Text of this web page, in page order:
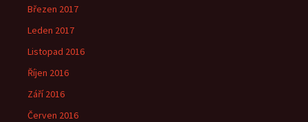
Březen 2017
Leden 2017
Listopad 2016
Říjen 2016
Září 2016
Červen 2016